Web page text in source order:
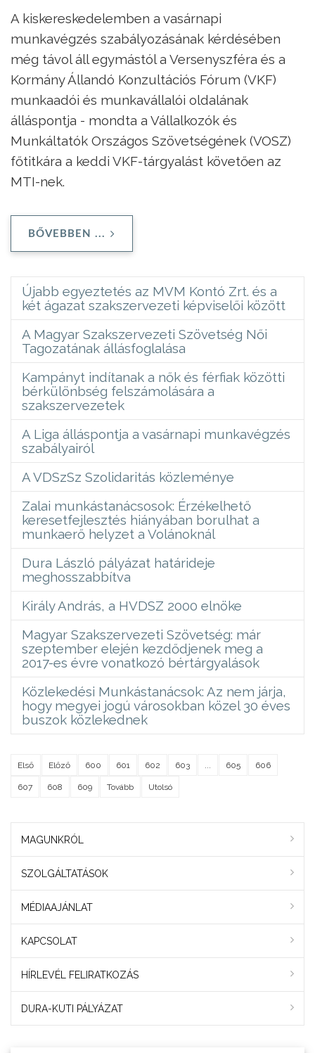
A kiskereskedelemben a vasárnapi
munkavégzés szabályozásának kérdésében
még távol áll egymástól a Versenyszféra és a
Kormány Állandó Konzultációs Fórum (VKF)
munkaadói és munkavállalói oldalának
álláspontja - mondta a Vállalkozók és
Munkáltatók Országos Szövetségének (VOSZ)
főtitkára a keddi VKF-tárgyalást követően az
MTI-nek.
BŐVEBBEN ...
Újabb egyeztetés az MVM Kontó Zrt. és a
két ágazat szakszervezeti képviselői között
A Magyar Szakszervezeti Szövetség Női
Tagozatának állásfoglalása
Kampányt indítanak a nők és férfiak közötti
bérkülönbség felszámolására a
szakszervezetek
A Liga álláspontja a vasárnapi munkavégzés
szabályairól
A VDSzSz Szolidaritás közleménye
Zalai munkástanácsosok: Érzékelhető
keresetfejlesztés hiányában borulhat a
munkaerő helyzet a Volánoknál
Dura László pályázat határideje
meghosszabbítva
Király András, a HVDSZ 2000 elnöke
Magyar Szakszervezeti Szövetség: már
szeptember elején kezdődjenek meg a
2017-es évre vonatkozó bértárgyalások
Közlekedési Munkástanácsok: Az nem járja,
hogy megyei jogú városokban közel 30 éves
buszok közlekednek
Első Előző 600 601 602 603 605 606
607 608 609 Tovább Utolsó
MAGUNKRÓL
SZOLGÁLTATÁSOK
MÉDIAAJÁNLAT
KAPCSOLAT
HÍRLEVÉL FELIRATKOZÁS
DURA-KUTI PÁLYÁZAT